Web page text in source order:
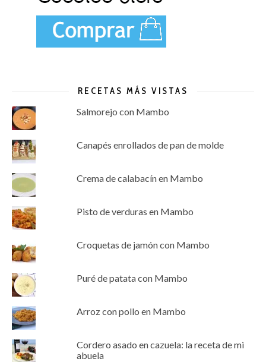
RECETAS MÁS VISTAS
Salmorejo con Mambo
Canapés enrollados de pan de molde
Crema de calabacín en Mambo
Pisto de verduras en Mambo
Croquetas de jamón con Mambo
Puré de patata con Mambo
Arroz con pollo en Mambo
Cordero asado en cazuela: la receta de mi
abuela